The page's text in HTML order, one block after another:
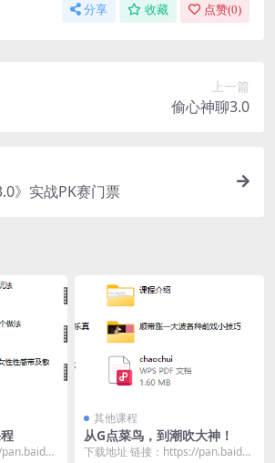
分享 收藏 点赞(0)
上一篇
偷心神聊3.0
》实战PK赛门票
其他课程
从G点菜鸟，到潮吹大神！
下载地址 链接：https://pan.baidu.